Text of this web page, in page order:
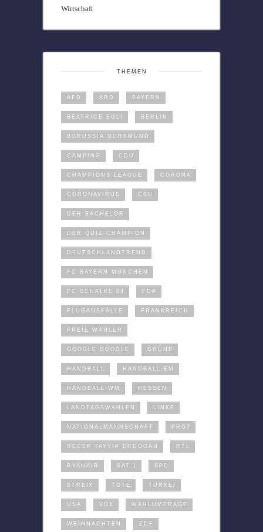
Wirtschaft
THEMEN
AFD ARD BAYERN
BEATRICE EGLI BERLIN
BORUSSIA DORTMUND
CAMPING CDU
CHAMPIONS LEAGUE CORONA
CORONAVIRUS CSU
DER BACHELOR
DER QUIZ-CHAMPION
DEUTSCHLANDTREND
FC BAYERN MÜNCHEN
FC SCHALKE 04 FDP
FLUGAUSFÄLLE FRANKREICH
FREIE WÄHLER
GOOGLE DOODLE GRÜNE
HANDBALL HANDBALL-EM
HANDBALL-WM HESSEN
LANDTAGSWAHLEN LINKE
NATIONALMANNSCHAFT PRO7
RECEP TAYYIP ERDOGAN RTL
RYANAIR SAT.1 SPD
STREIK TOTE TÜRKEI
USA VOX WAHLUMFRAGE
WEIHNACHTEN ZDF